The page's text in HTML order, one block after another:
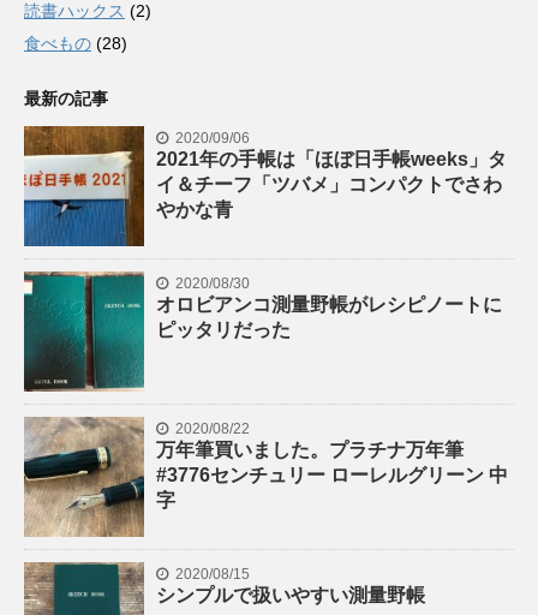
読書ハックス (2)
食べもの (28)
最新の記事
2020/09/06
2021年の手帳は「ほぼ日手帳weeks」タ
イ＆チーフ「ツバメ」コンパクトでさわ
やかな青
2020/08/30
オロビアンコ測量野帳がレシピノートに
ピッタリだった
2020/08/22
万年筆買いました。プラチナ万年筆
#3776センチュリー ローレルグリーン 中
字
2020/08/15
シンプルで扱いやすい測量野帳